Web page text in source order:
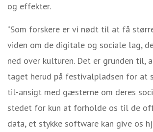
og effekter.
”Som forskere er vi nødt til at få
viden om de digitale og sociale lag,
ned over kulturen. Det er grunden til,
taget herud på festivalpladsen for at
til-ansigt med gæsterne om deres
stedet for kun at forholde os til de
data, et stykke software kan give os